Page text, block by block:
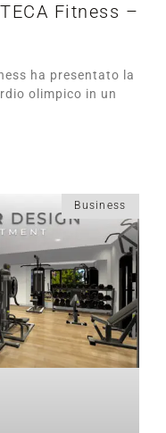
Fitness –
ha presentato la
olimpico in un
Business